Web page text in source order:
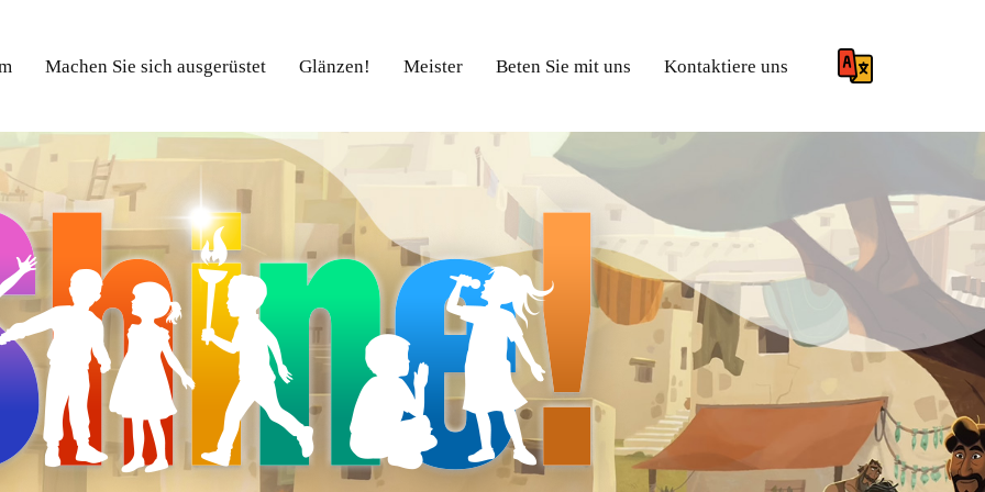
Machen Sie sich ausgerüstet Glänzen! Meister Beten Sie mit uns Kontaktiere uns